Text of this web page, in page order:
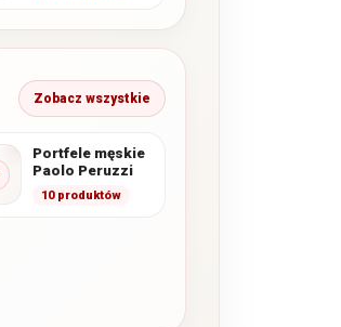
Zobacz wszystkie
Portfele męskie
Paolo Peruzzi
10 produktów